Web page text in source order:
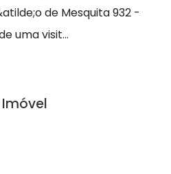
de Mesquita 932 -
uma visit...